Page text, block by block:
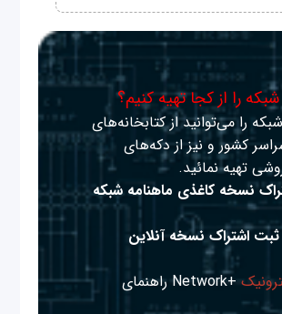
را از کجا تهیه کنیم؟
را می‌توانید از کتابخانه‌های
کشور و نیز از دکه‌های
تهیه نمائید.
نسخه کاغذی ماهنامه شبکه
ثبت اشتراک نسخه آنلاین
+Network راهنمای